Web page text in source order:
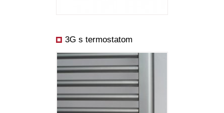
3G s termostatom